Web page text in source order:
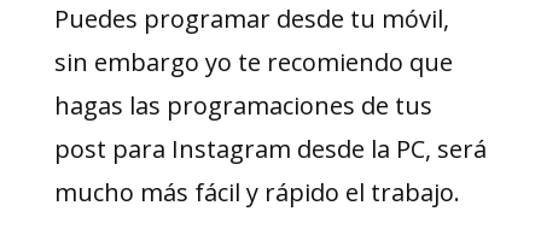
Puedes programar desde tu móvil,
sin embargo yo te recomiendo que
hagas las programaciones de tus
post para Instagram desde la PC, será
mucho más fácil y rápido el trabajo.